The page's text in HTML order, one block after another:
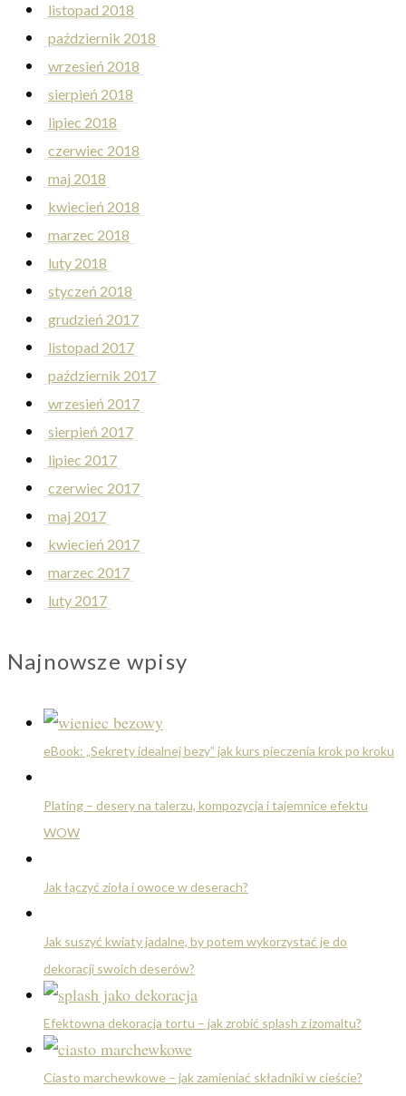
listopad 2018
październik 2018
wrzesień 2018
sierpień 2018
lipiec 2018
czerwiec 2018
maj 2018
kwiecień 2018
marzec 2018
luty 2018
styczeń 2018
grudzień 2017
listopad 2017
październik 2017
wrzesień 2017
sierpień 2017
lipiec 2017
czerwiec 2017
maj 2017
kwiecień 2017
marzec 2017
luty 2017
Najnowsze wpisy
eBook: „Sekrety idealnej bezy” jak kurs pieczenia krok po kroku
Plating – desery na talerzu, kompozycja i tajemnice efektu
WOW
Jak łączyć zioła i owoce w deserach?
Jak suszyć kwiaty jadalne, by potem wykorzystać je do
dekoracji swoich deserów?
Efektowna dekoracja tortu – jak zrobić splash z izomaltu?
Ciasto marchewkowe – jak zamieniać składniki w cieście?